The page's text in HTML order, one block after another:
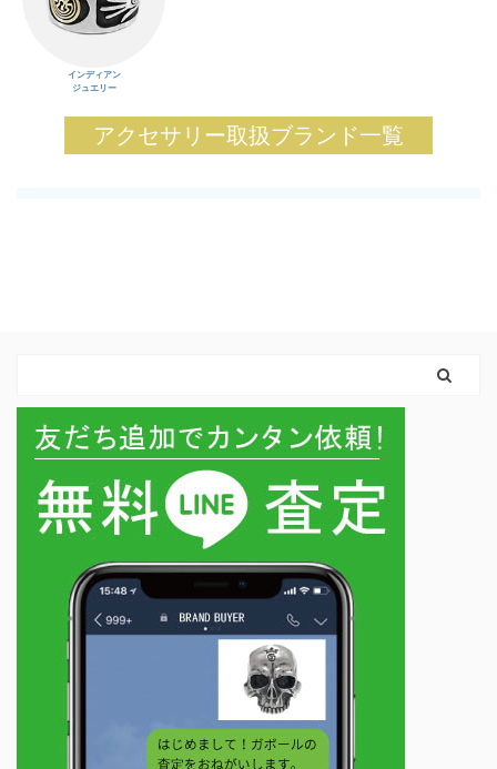
インディアン
ジュエリー
アクセサリー取扱ブランド一覧